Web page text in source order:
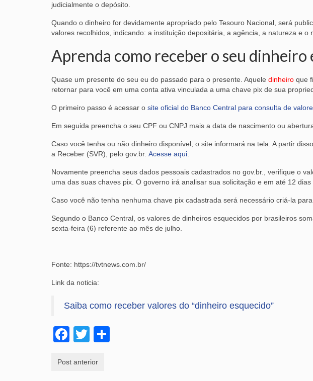
judicialmente o depósito.
Quando o dinheiro for devidamente apropriado pelo Tesouro Nacional, será
valores recolhidos, indicando: a instituição depositária, a agência, a natureza e o
Aprenda como receber o seu dinheiro
Quase um presente do seu eu do passado para o presente. Aquele dinheiro que
retornar para você em uma conta ativa vinculada a uma chave pix de sua
O primeiro passo é acessar o site oficial do Banco Central para consulta de
Em seguida preencha o seu CPF ou CNPJ mais a data de nascimento ou
Caso você tenha ou não dinheiro disponível, o site informará na tela. A partir
a Receber (SVR), pelo gov.br. Acesse aqui
Novamente preencha seus dados pessoais cadastrados no gov.br., verifique o
uma das suas chaves pix. O governo irá analisar sua solicitação e em até 12
Caso você não tenha nenhuma chave pix cadastrada será necessário criá-la
Segundo o Banco Central, os valores de dinheiros esquecidos por brasileiros
sexta-feira (6) referente ao mês de julho.
Fonte: https://tvtnews.com.br/
Link da noticia:
Saiba como receber valores do “dinheiro esquecido”
Facebook
Twitter
Post anterior